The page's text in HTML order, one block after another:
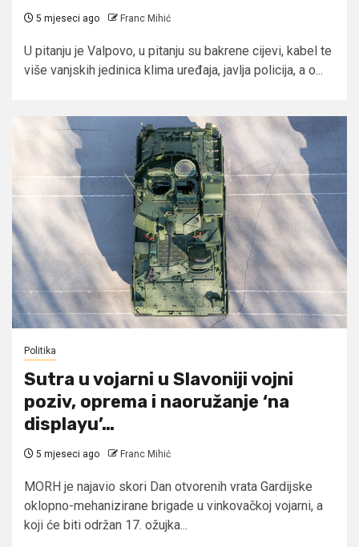
5 mjeseci ago Franc Mihić
U pitanju je Valpovo, u pitanju su bakrene cijevi, kabel te
više vanjskih jedinica klima uređaja, javlja policija, a o...
Politika
Sutra u vojarni u Slavoniji vojni
poziv, oprema i naoružanje ‘na
displayu’…
5 mjeseci ago Franc Mihić
MORH je najavio skori Dan otvorenih vrata Gardijske
oklopno-mehanizirane brigade u vinkovačkoj vojarni, a
koji će biti održan 17. ožujka...